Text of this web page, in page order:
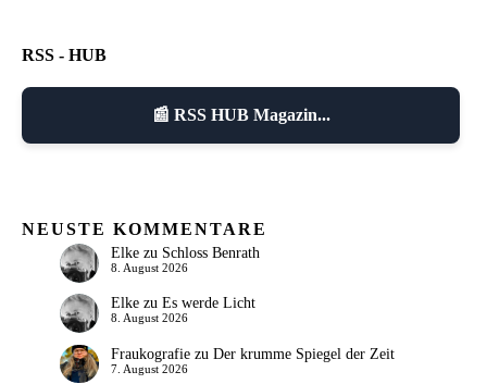
RSS - HUB
📰 RSS HUB Magazin...
NEUSTE KOMMENTARE
Elkezu Schloss Benrath
8. August 2026
Elkezu Es werde Licht
8. August 2026
Fraukografiezu Der krumme Spiegel der Zeit
7. August 2026